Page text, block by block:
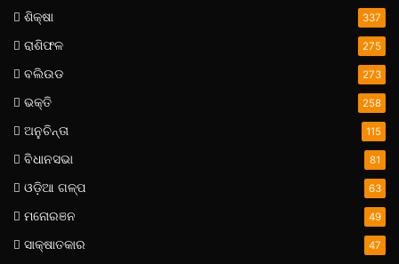
ଶିକ୍ଷା 337
ରାଶିଫଳ 275
ବଲିଉଡ 273
ଭକ୍ତି 258
ଅନୁଚିନ୍ତା 115
ବିଧାନସଭା 81
ଓଡ଼ିଆ ଗଳ୍ପ 63
ମନୋରଞନ 49
ସାକ୍ଷାତକାର 47